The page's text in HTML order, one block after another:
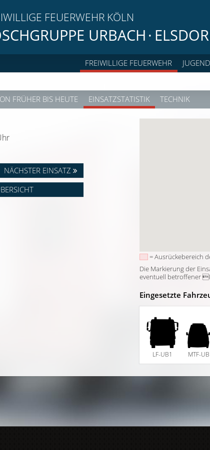
FEUERWEHR KÖLN
URBACH ·
FREIWILLIGE FEUERWEHR
FRÜHER BIS HEUTE EINSATZSTATISTIK TECHNIK
NÄCHSTER EINSATZ
= Ausrückebereich
Die Markierung der
eventuell betroffener
Eingesetzte
LF-UB1 MTF-UB